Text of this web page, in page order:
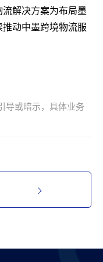
解决方案为布局墨
动中墨跨境物流服
导或暗示，具体业务